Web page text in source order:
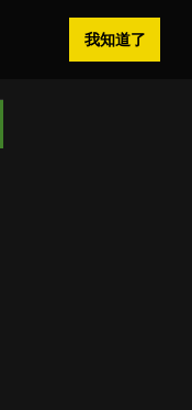
我知道了